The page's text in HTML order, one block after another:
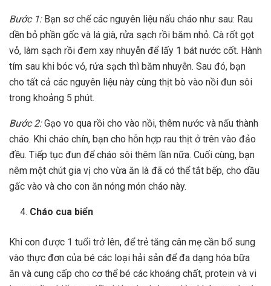
Bước 1:Bạn sơ chế các nguyên liệu nấu cháo như sau: Rau
dền bỏ phần gốc và lá già, rửa sạch rồi băm nhỏ. Cà rốt gọt
vỏ, làm sạch rồi đem xay nhuyễn để lấy 1 bát nước cốt. Hành
tím sau khi bóc vỏ, rửa sạch thì băm nhuyễn. Sau đó, bạn
cho tất cả các nguyên liệu này cùng thịt bò vào nồi đun sôi
trong khoảng 5 phút.
Bước 2:Gạo vo qua rồi cho vào nồi, thêm nước và nấu thành
cháo. Khi cháo chín, bạn cho hỗn hợp rau thịt ở trên vào đảo
đều. Tiếp tục đun để cháo sôi thêm lần nữa. Cuối cùng, bạn
nêm một chút gia vị cho vừa ăn là đã có thể tắt bếp, cho dầu
gấc vào và cho con ăn nóng món cháo này.
Cháo cua biển
Khi con được 1 tuổi trở lên, để trẻ tăng cân mẹ cần bổ sung
vào thực đơn của bé các loại hải sản để đa dạng hóa bữa
ăn và cung cấp cho cơ thể bé các khoáng chất, protein và vi